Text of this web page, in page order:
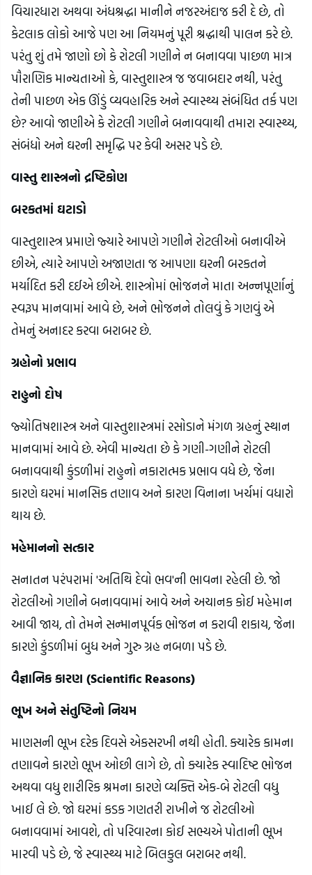
વિચારધારા અથવા અંધશ્રદ્ધા માનીને નજરઅંદાજ કરી દે છે, તો
કેટલાક લોકો આજે પણ આ નિયમનું પૂરી શ્રદ્ધાથી પાલન કરે છે.
પરંતુ શું તમે જાણો છો કે રોટલી ગણીને ન બનાવવા પાછળ માત્ર
પૌરાણિક માન્યતાઓ કે, વાસ્તુશાસ્ત્ર જ જવાબદાર નથી, પરંતુ
તેની પાછળ એક ઊંડું વ્યવહારિક અને સ્વાસ્થ્ય સંબંધિત તર્ક પણ
છે? આવો જાણીએ કે રોટલી ગણીને બનાવવાથી તમારા સ્વાસ્થ્ય,
સંબંધો અને ઘરની સમૃદ્ધિ પર કેવી અસર પડે છે.
વાસ્તુ શાસ્ત્રનો દ્રષ્ટિકોણ
બરકતમાં ઘટાડો
વાસ્તુશાસ્ત્ર પ્રમાણે જ્યારે આપણે ગણીને રોટલીઓ બનાવીએ
છીએ, ત્યારે આપણે અજાણતા જ આપણા ઘરની બરકતને
મર્યાદિત કરી દઈએ છીએ. શાસ્ત્રોમાં ભોજનને માતા અન્નપૂર્ણાનું
સ્વરૂપ માનવામાં આવે છે, અને ભોજનને તોલવું કે ગણવું એ
તેમનું અનાદર કરવા બરાબર છે.
ગ્રહોનો પ્રભાવ
રાહુનો દોષ
જ્યોતિષશાસ્ત્ર અને વાસ્તુશાસ્ત્રમાં રસોડાને મંગળ ગ્રહનું સ્થાન
માનવામાં આવે છે. એવી માન્યતા છે કે ગણી-ગણીને રોટલી
બનાવવાથી કુંડળીમાં રાહુનો નકારાત્મક પ્રભાવ વધે છે, જેના
કારણે ઘરમાં માનસિક તણાવ અને કારણ વિનાના ખર્ચમાં વધારો
થાય છે.
મહેમાનનો સત્કાર
સનાતન પરંપરામાં 'અતિથિ દેવો ભવ'ની ભાવના રહેલી છે. જો
રોટલીઓ ગણીને બનાવવામાં આવે અને અચાનક કોઈ મહેમાન
આવી જાય, તો તેમને સન્માનપૂર્વક ભોજન ન કરાવી શકાય, જેના
કારણે કુંડળીમાં બુધ અને ગુરુ ગ્રહ નબળા પડે છે.
વૈજ્ઞાનિક કારણ (Scientific Reasons)
ભૂખ અને સંતુષ્ટિનો નિયમ
માણસની ભૂખ દરેક દિવસે એકસરખી નથી હોતી. ક્યારેક કામના
તણાવને કારણે ભૂખ ઓછી લાગે છે, તો ક્યારેક સ્વાદિષ્ટ ભોજન
અથવા વધુ શારીરિક શ્રમના કારણે વ્યક્તિ એક-બે રોટલી વધુ
ખાઈ લે છે. જો ઘરમાં કડક ગણતરી રાખીને જ રોટલીઓ
બનાવવામાં આવશે, તો પરિવારના કોઈ સભ્યએ પોતાની ભૂખ
મારવી પડે છે, જે સ્વાસ્થ્ય માટે બિલકુલ બરાબર નથી.